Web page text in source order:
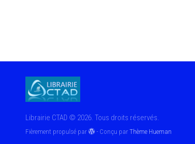
Librairie CTAD © 2026. Tous droits réservés.
Fièrement propulsé par - Conçu parThème Hueman